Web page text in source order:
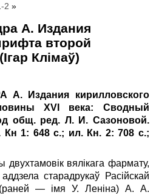
2 »
А. Издания
второй
Клімаў)
А. Издания кирилловского
XVI века: Сводный
общ. ред. Л. И. Сазоновой.
Кн 1: 648 с.; ил. Кн. 2: 708 с.;
двухтамовік вялікага фармату,
старадрукаў Расійскай
(раней — імя У. Леніна) А. А.